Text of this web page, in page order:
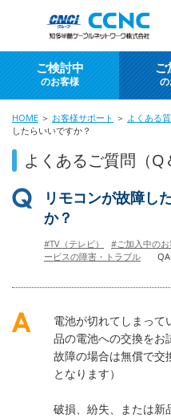
ご検討中
のお客様
ご
HOME ＞ お客様サポート ＞ よくある
したらいいですか？
よくあるご質問（Q
リモコンが故障し
か？
#TV（テレビ） #ご加入中の
ービスの障害・トラブル
電池が切れてしまって
品の電池への交換をお
故障の場合は無償で交
となります）
破損、紛失、または新